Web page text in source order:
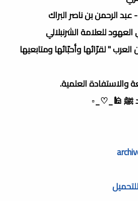
الرحمن بن ناصر البراك
للعلامة الشرنبلالي
" لقرّائها وأحبّائها ومتابعيها
والاستفادة العلمية.
ﷺ 🕌_♡_▫️